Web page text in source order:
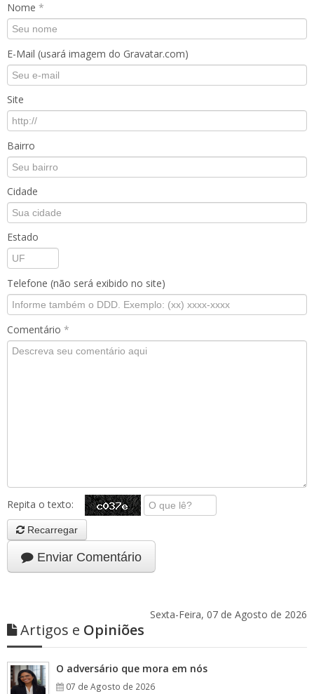
Nome *
E-Mail (usará imagem do Gravatar.com)
Site
Bairro
Cidade
Estado
Telefone (não será exibido no site)
Comentário *
Repita o texto:
Recarregar
Enviar Comentário
Sexta-Feira, 07 de Agosto de 2026
Artigos e Opiniões
O adversário que mora em nós
07 de Agosto de 2026